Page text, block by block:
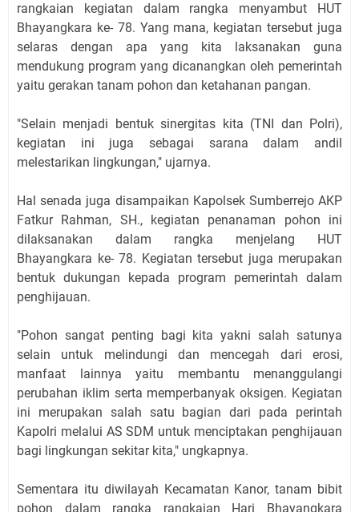
rangkaian kegiatan dalam rangka menyambut HUT
Bhayangkara ke- 78. Yang mana, kegiatan tersebut juga
selaras dengan apa yang kita laksanakan guna
mendukung program yang dicanangkan oleh pemerintah
yaitu gerakan tanam pohon dan ketahanan pangan.
"Selain menjadi bentuk sinergitas kita (TNI dan Polri),
kegiatan ini juga sebagai sarana dalam andil
melestarikan lingkungan," ujarnya.
Hal senada juga disampaikan Kapolsek Sumberrejo AKP
Fatkur Rahman, SH., kegiatan penanaman pohon ini
dilaksanakan dalam rangka menjelang HUT
Bhayangkara ke- 78. Kegiatan tersebut juga merupakan
bentuk dukungan kepada program pemerintah dalam
penghijauan.
"Pohon sangat penting bagi kita yakni salah satunya
selain untuk melindungi dan mencegah dari erosi,
manfaat lainnya yaitu membantu menanggulangi
perubahan iklim serta memperbanyak oksigen. Kegiatan
ini merupakan salah satu bagian dari pada perintah
Kapolri melalui AS SDM untuk menciptakan penghijauan
bagi lingkungan sekitar kita," ungkapnya.
Sementara itu diwilayah Kecamatan Kanor, tanam bibit
pohon dalam rangka rangkaian Hari Bhayangkara